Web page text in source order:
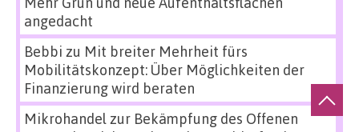
angedacht
Bebbi zu Mit breiter Mehrheit fürs
Mobilitätskonzept: Über Möglichkeiten der
Finanzierung wird beraten
Mikrohandel zur Bekämpfung des Offenen